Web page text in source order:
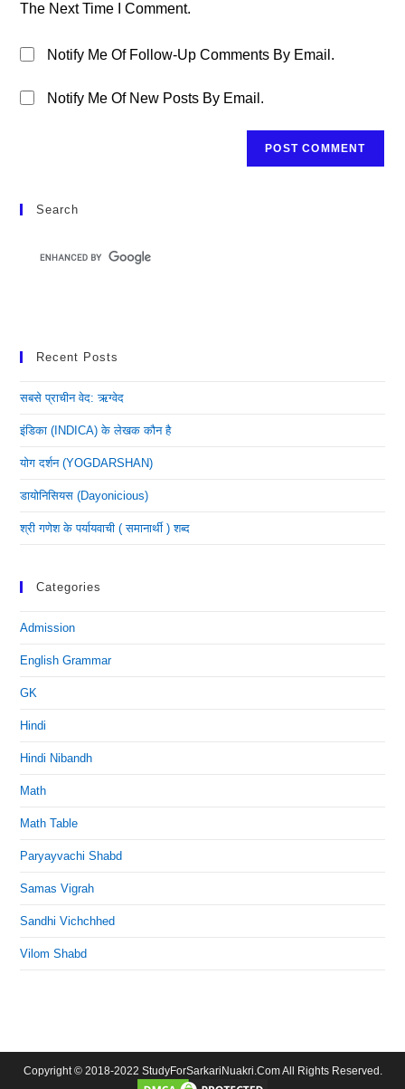
The Next Time I Comment.
Notify Me Of Follow-Up Comments By Email.
Notify Me Of New Posts By Email.
Search
Recent Posts
सबसे प्राचीन वेद: ऋग्वेद
इंडिका (INDICA) के लेखक कौन है
योग दर्शन (YOGDARSHAN)
डायोनिसियस (dayonicious)
श्री गणेश के पर्यायवाची ( समानार्थी ) शब्द
Categories
Admission
English Grammar
GK
Hindi
Hindi Nibandh
Math
Math Table
Paryayvachi Shabd
Samas Vigrah
Sandhi Vichchhed
Vilom Shabd
Copyright © 2018-2022 StudyForSarkariNuakri.Com All Rights Reserved.